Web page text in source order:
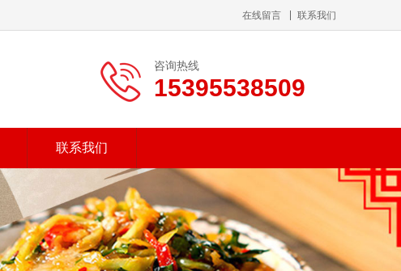
在线留言 联系我们
咨询热线
15395538509
联系我们